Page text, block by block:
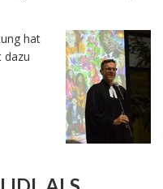
hat
dazu